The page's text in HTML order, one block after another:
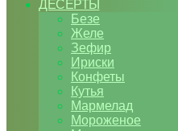
ДЕСЕРТЫ
Безе
Желе
Зефир
Ириски
Конфеты
Кутья
Мармелад
Мороженое